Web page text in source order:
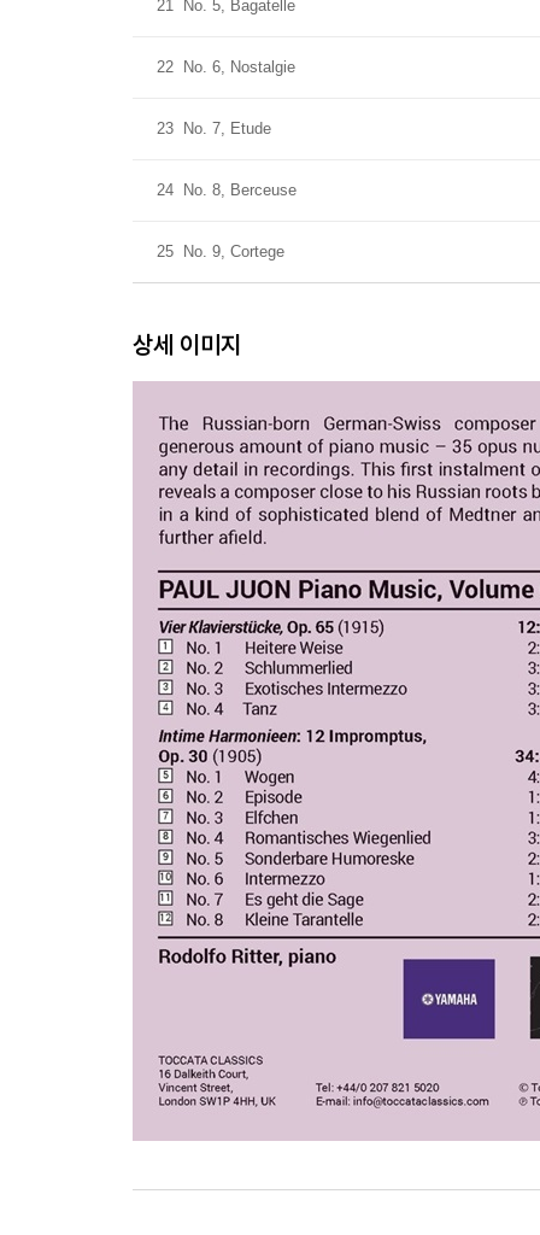
21 No. 5, Bagatelle
22 No. 6, Nostalgie
23 No. 7, Etude
24 No. 8, Berceuse
25 No. 9, Cortege
상세 이미지